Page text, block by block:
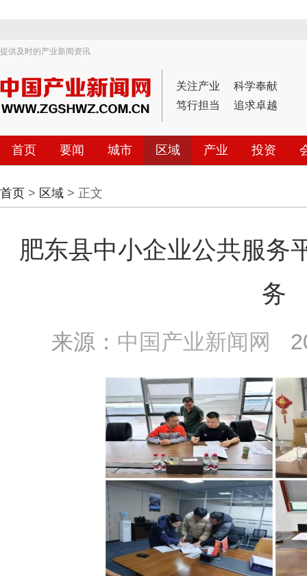
提供及时的产业新闻资讯
关注产业
科学奉献
笃行担当
追求卓越
首页 要闻 城市 区域 产业 投资
首页 > 区域 > 正文
肥东县中小企业公共服务
务
来源： 中国产业新闻网